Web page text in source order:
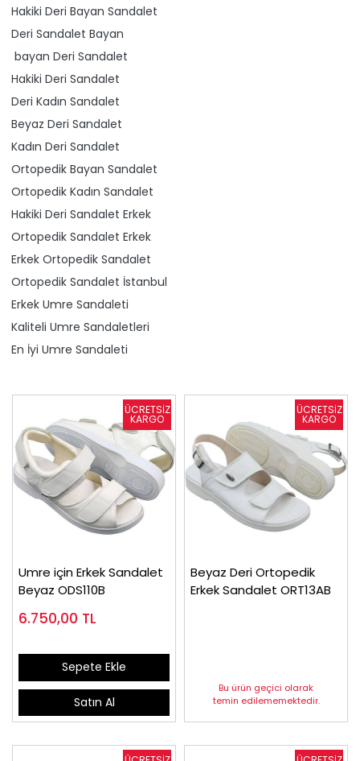
Hakiki Deri Bayan Sandalet
Deri Sandalet Bayan
bayan Deri Sandalet
Hakiki Deri Sandalet
Deri Kadın Sandalet
Beyaz Deri Sandalet
Kadın Deri Sandalet
Ortopedik Bayan Sandalet
Ortopedik Kadın Sandalet
Hakiki Deri Sandalet Erkek
Ortopedik Sandalet Erkek
Erkek Ortopedik Sandalet
Ortopedik Sandalet İstanbul
Erkek Umre Sandaleti
Kaliteli Umre Sandaletleri
En İyi Umre Sandaleti
Umre için Erkek Sandalet
Beyaz ODS110B
6.750,00 TL
Sepete Ekle
Satın Al
Beyaz Deri Ortopedik
Erkek Sandalet ORT13AB
Bu ürün geçici olarak
temin edilememektedir.